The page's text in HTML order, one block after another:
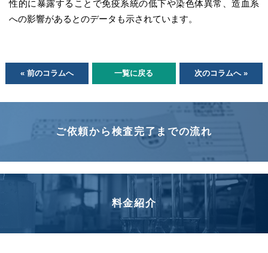
性的に暴露することで免疫系統の低下や染色体異常、造血系
への影響があるとのデータも示されています。
« 前のコラムへ 一覧に戻る 次のコラムへ »
ご依頼から検査完了までの流れ
料金紹介